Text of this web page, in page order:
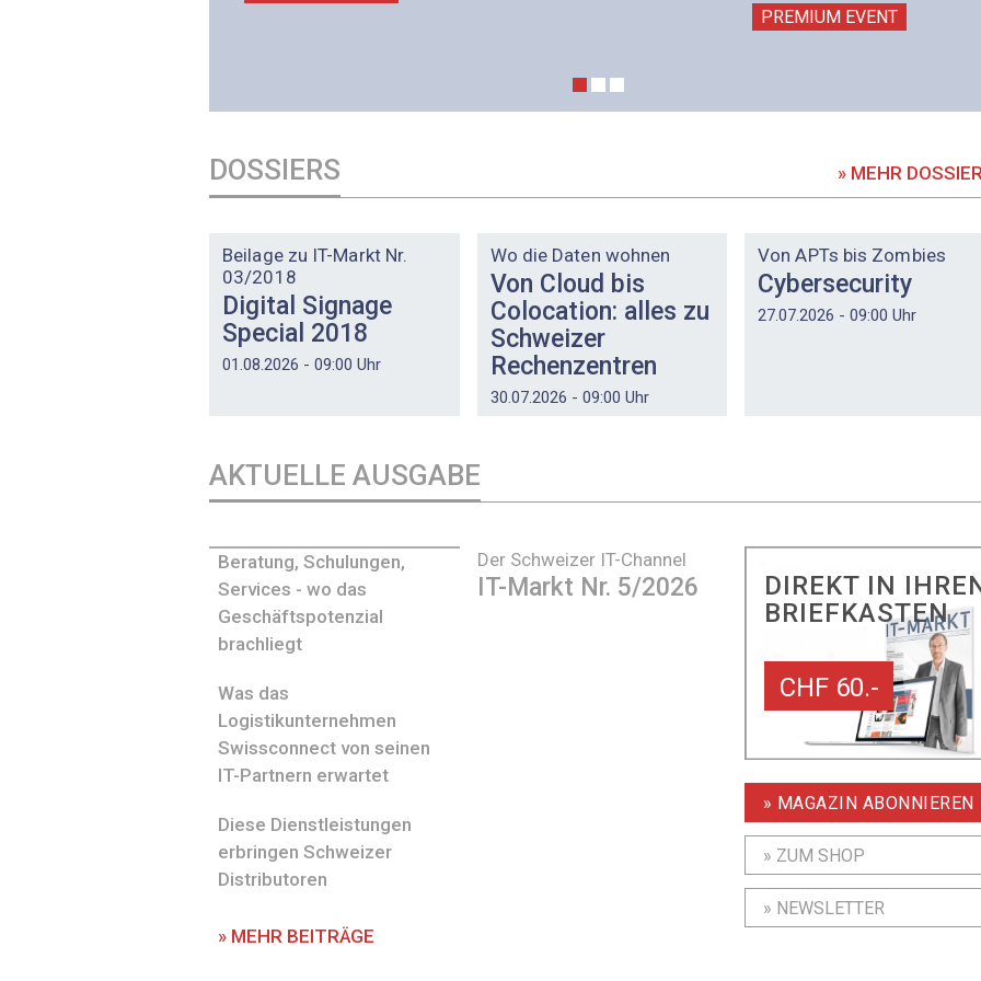
PREMIUM EVENT
DOSSIERS » MEHR
Beilage zu IT-Markt Nr.
03/2018
Digital Signage
Special 2018
01.08.2026 - 09:00 Uhr
Wo die Daten wohnen
Von Cloud bis
Colocation: alles zu
Schweizer
Rechenzentren
30.07.2026 - 09:00 Uhr
Von APTs bis Zombies
Cybersecurity
27.07.2026 - 09:00 Uhr
AKTUELLE AUSGABE
Der Schweizer IT-Channel
IT-Markt Nr. 5/2026
Beratung, Schulungen,
Services - wo das
Geschäftspotenzial
brachliegt
Was das
Logistikunternehmen
Swissconnect von seinen
IT-Partnern erwartet
Diese Dienstleistungen
erbringen Schweizer
Distributoren
» MEHR BEITRÄGE
DIREKT IN
BRIEFKASTEN
CHF 60.-
» MAGAZIN ABONNIEREN
» ZUM SHOP
» NEWSLETTER